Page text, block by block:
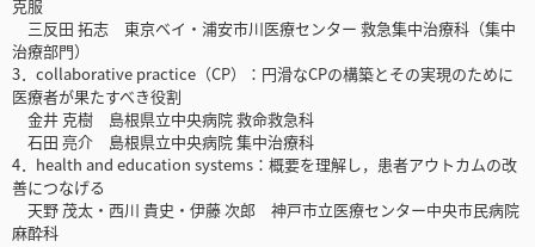
克服
三反田 拓志 東京ベイ・浦安市川医療センター 救急集中治療科（集中
治療部門）
3．collaborative practice（CP）：円滑なCPの構築とその実現のために
医療者が果たすべき役割
金井 克樹 島根県立中央病院 救命救急科
石田 亮介 島根県立中央病院 集中治療科
4．health and education systems：概要を理解し，患者アウトカムの改
善につなげる
天野 茂太・西川 貴史・伊藤 次郎 神戸市立医療センター中央市民病院
麻酔科